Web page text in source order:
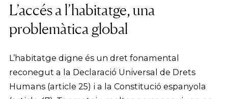
L’accés a l’habitatge, una
problemàtica global
L’habitatge digne és un dret fonamental
reconegut a la Declaració Universal de Drets
Humans (article 25) i a la Constitució espanyola